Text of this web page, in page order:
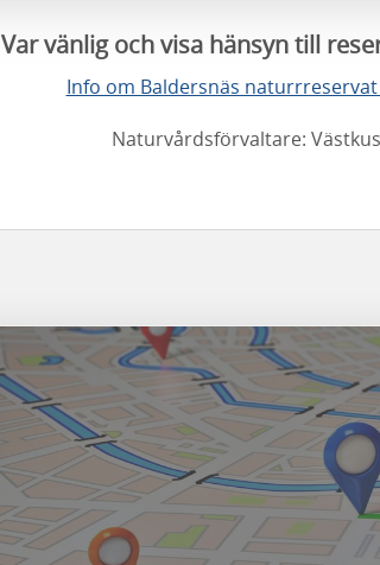
Var vänlig och visa hänsyn till
Info om Baldersnäs
Naturvårdsförvaltare: